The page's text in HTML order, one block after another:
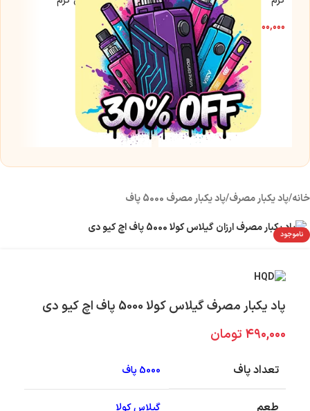
۱,۲۰۰,۰۰۰ تومان ۲,۵۰۰,۰۰۰تومان
خانه/پاد یکبار مصرف/پاد یکبار مصرف 5000 پاف
ناموجود
پاد یکبار مصرف گیلاس کولا 5000 پاف اچ کیو دی
۴۹۰,۰۰۰ تومان
تعداد پاف 5000 پاف
طعم گیلاس کولا